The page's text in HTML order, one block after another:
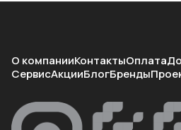
О компанииКонтактыОплата
СервисАкцииБлогБренды